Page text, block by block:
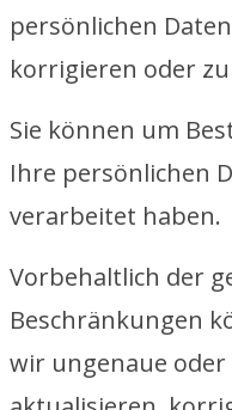
persönlichen
korrigieren oder
Sie können um
Ihre persönlichen
verarbeitet haben.
Vorbehaltlich der
Beschränkungen
wir ungenaue